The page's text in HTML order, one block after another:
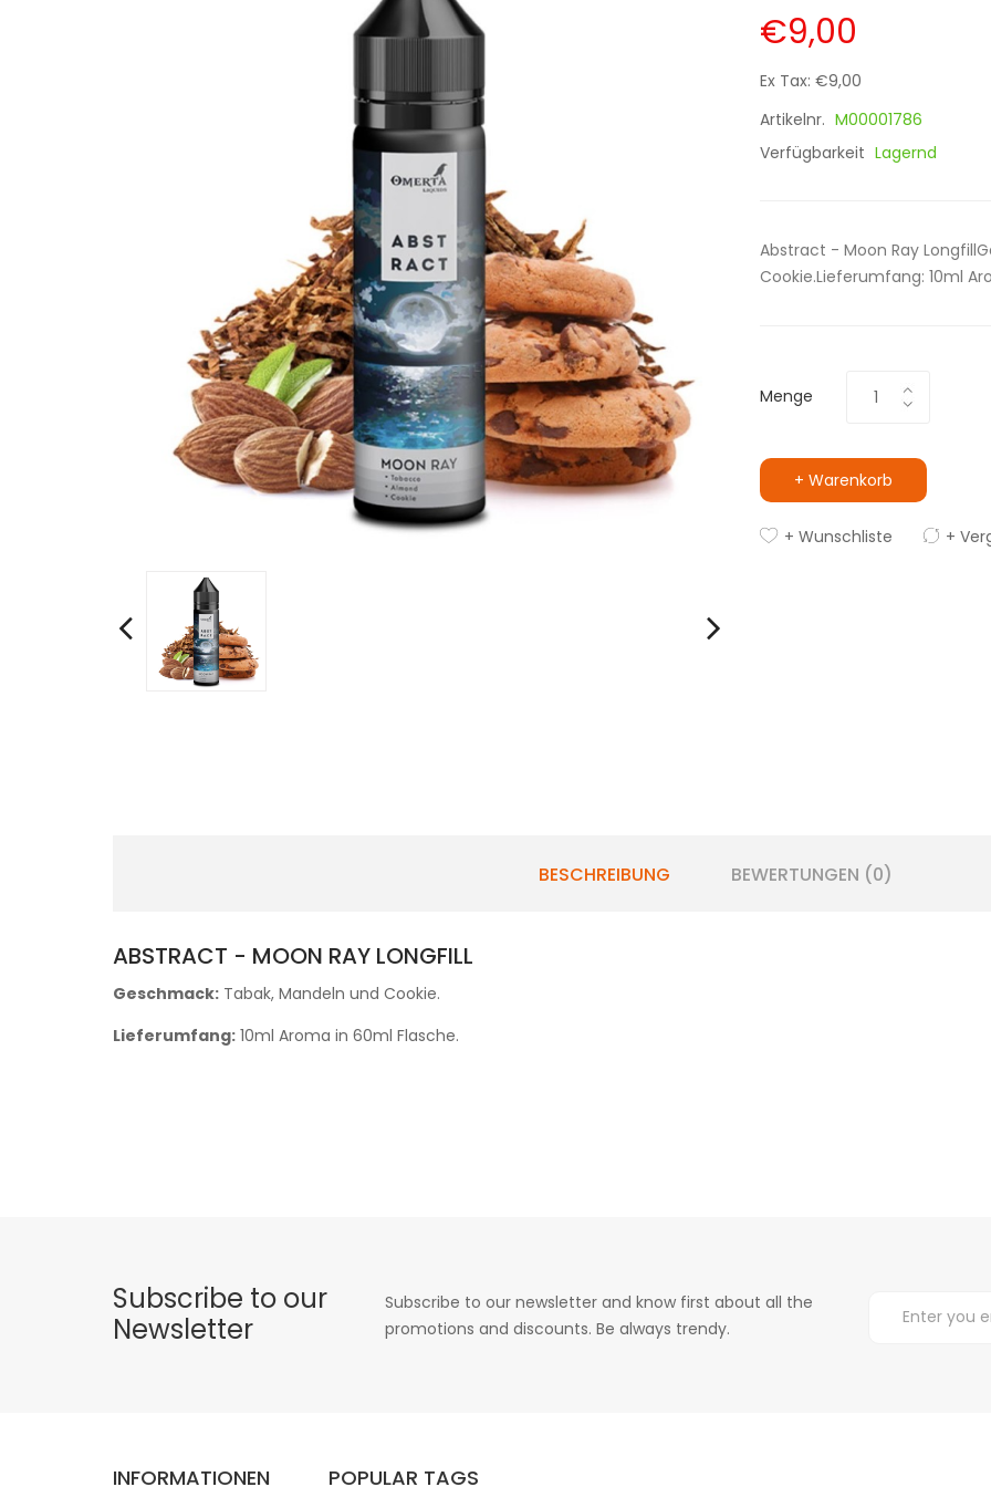
€9,00
Ex Tax: €9,00
Artikelnr. M00001786
Verfügbarkeit Lagernd
Abstract - Moon Ray
Cookie.Lieferumfang: 10ml
Menge
+ Warenkorb
+ Wunschliste +
BESCHREIBUNG BEWERTUNGEN (0)
ABSTRACT - MOON RAY LONGFILL
Geschmack: Tabak, Mandeln und Cookie.
Lieferumfang: 10ml Aroma in 60ml Flasche.
Subscribe to our
Newsletter
Subscribe to our newsletter and know first about all the
promotions and discounts. Be always trendy.
INFORMATIONEN POPULAR TAGS